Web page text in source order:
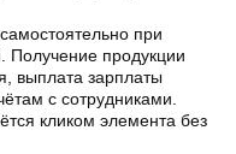
при
Получение продукции
выплата зарплаты
с сотрудниками.
кликом элемента без